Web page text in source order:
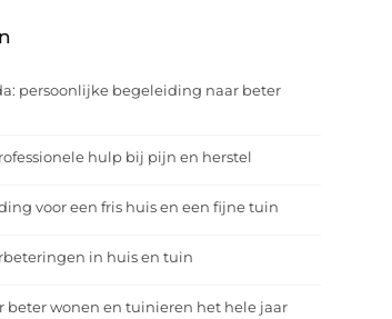
persoonlijke begeleiding naar beter
hulp bij pijn en herstel
voor een fris huis en een fijne tuin
in huis en tuin
beter wonen en tuinieren het hele jaar